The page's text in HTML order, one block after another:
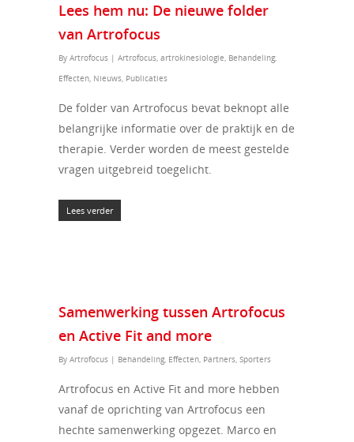
Lees hem nu: De nieuwe folder
van Artrofocus
By Artrofocus | Artrofocus, artrokinesiologie, Behandeling,
Effecten, Nieuws, Publicaties
De folder van Artrofocus bevat beknopt alle
belangrijke informatie over de praktijk en de
therapie. Verder worden de meest gestelde
vragen uitgebreid toegelicht.
Lees verder
Samenwerking tussen Artrofocus
en Active Fit and more
By Artrofocus | Behandeling, Effecten, Partners, Sporters
Artrofocus en Active Fit and more hebben
vanaf de oprichting van Artrofocus een
hechte samenwerking opgezet. Marco en